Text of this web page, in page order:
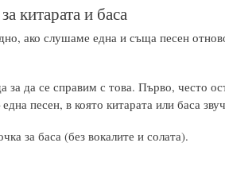
китарата и баса
ако слушаме една и съща песен
за да се справим с това. Първо, често
песен, в която китарата или баса
за баса (без вокалите и солата).